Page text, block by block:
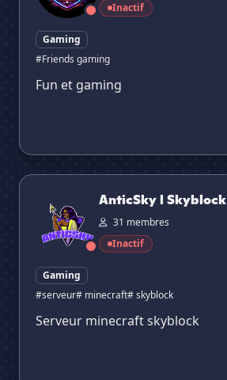
Inactif
Gaming
#Friends gaming
Fun et gaming
AnticSky l Skyblock
AnticSky l Skyblock
31 membres
Inactif
Gaming
#serveur# minecraft# skyblock
Serveur minecraft skyblock